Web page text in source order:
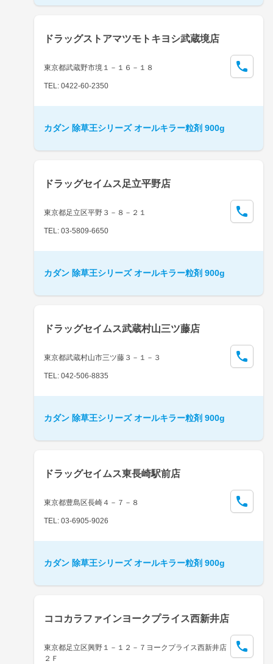
ドラッグストアマツモトキヨシ武蔵境店
東京都武蔵野市境１－１６－１８
TEL: 0422-60-2350
カダン 除草王シリーズ オールキラー粒剤 900g
ドラッグセイムス足立平野店
東京都足立区平野３－８－２１
TEL: 03-5809-6650
カダン 除草王シリーズ オールキラー粒剤 900g
ドラッグセイムス武蔵村山三ツ藤店
東京都武蔵村山市三ツ藤３－１－３
TEL: 042-506-8835
カダン 除草王シリーズ オールキラー粒剤 900g
ドラッグセイムス東長崎駅前店
東京都豊島区長崎４－７－８
TEL: 03-6905-9026
カダン 除草王シリーズ オールキラー粒剤 900g
ココカラファインヨークプライス西新井店
東京都足立区興野１－１２－７ヨークプライス西新井店
２Ｆ